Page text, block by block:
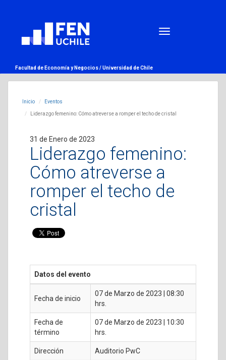
Facultad de Economía y Negocios /Universidad de Chile
Inicio Eventos
Liderazgo femenino: Cómo atreverse a romper el techo de cristal
31 de Enero de 2023
Liderazgo femenino:
Cómo atreverse a
romper el techo de
cristal
Datos del evento
Fecha de inicio
07 de Marzo de 2023 | 08:30
hrs.
Fecha de
término
07 de Marzo de 2023 | 10:30
hrs.
Dirección Auditorio PwC